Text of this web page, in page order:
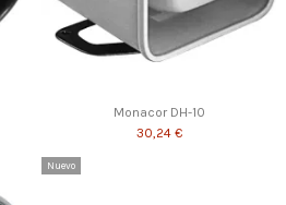
Monacor DH-10
30,24 €
Nuevo